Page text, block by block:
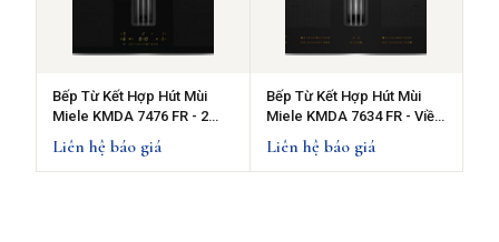
Bếp Từ Kết Hợp Hút Mùi
Miele KMDA 7476 FR - 2
vùng nấu PowerFlex XL
Liên hệ báo giá
Bếp Từ Kết Hợp Hút Mùi
Miele KMDA 7634 FR - Viền
thép không gỉ
Liên hệ báo giá